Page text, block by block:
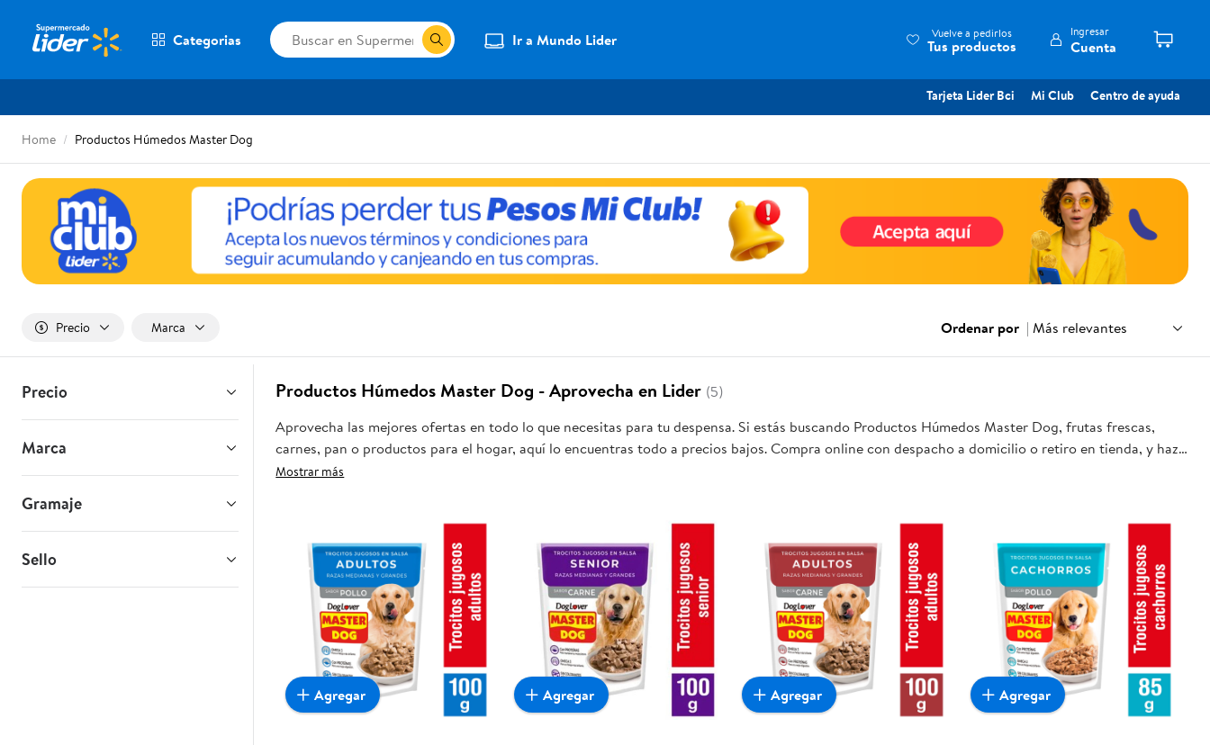
Categorias Ir a Mundo Lider Vuelve a pedirlos
Tus productos
Ingresar
Cuenta
Tarjeta Lider Bci Mi Club Centro de ayuda
Home Productos Húmedos Master Dog
Precio Marca Ordenar por | Más relevantes
Precio
Marca
Gramaje
Sello
Productos Húmedos Master Dog - Aprovecha en Lider (5)
Aprovecha las mejores ofertas en todo lo que necesitas para tu despensa. Si estás buscando Productos Húmedos Master Dog, frutas frescas,
carnes, pan o productos para el hogar, aquí lo encuentras todo a precios bajos. Compra online con despacho a domicilio o retiro en tienda, y haz
que esta oportunidad sea realmente conveniente para ti y tu familia.
Mostrar más
Agregar Agregar Agregar Agregar